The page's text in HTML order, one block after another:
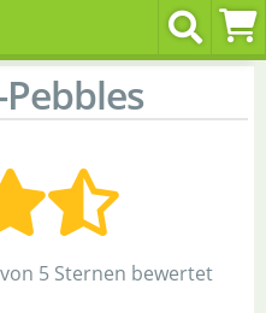
5 Sternen bewertet